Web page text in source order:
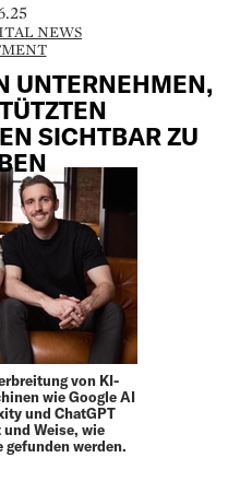
NEWS
UNTERNEHMEN,
SICHTBAR ZU
von KI-
wie Google AI
und ChatGPT
Weise, wie
werden.